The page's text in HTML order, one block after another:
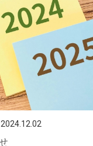
2024.12.02